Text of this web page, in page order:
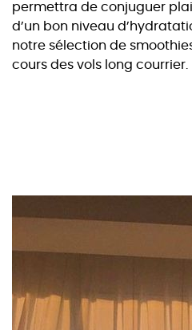
permettra de conjuguer
d’un bon niveau
notre sélection de
cours des vols long courrier.